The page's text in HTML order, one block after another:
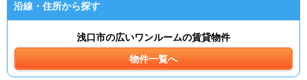
沿線・住所から探す
浅口市の広いワンルームの賃貸物件
物件一覧へ